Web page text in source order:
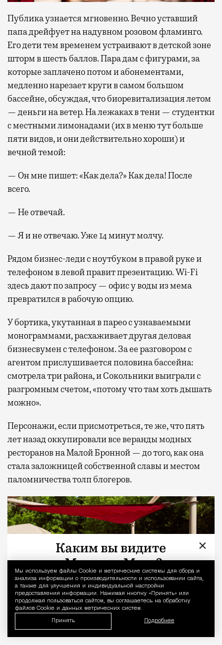
Уведомление
Мы используем файлы Сookie и метрические системы для сбора и
анализа информации о производительности и использовании сайта,
а также для улучшения и индивидуальной настройки
предоставления информации. Нажимая кнопку «Принять» или
продолжая пользоваться сайтом, вы соглашаетесь на обработку
файлов Cookie и данных метрических систем.
Принять Подробнее
Публика узнается мгновенно. Вечно уставший
папа дрейфует на надувном розовом фламинго.
Его дети тем временем устраивают в детской зоне
шторм в шесть баллов. Пара дам с фигурами, за
которые заплачено потом и абонементами,
медленно нарезает круги в самом большом
бассейне, обсуждая, что биоревитализация летом
— деньги на ветер. На лежаках в тени — студентки
с местными лимонадами (их в меню тут больше
пяти видов, и они действительно хороши) и
вечной темой:
— Он мне пишет: «Как дела?» Как дела! После
всего.
— Не отвечай.
— Я и не отвечаю. Уже 14 минут молчу.
Рядом бизнес-леди с ноутбуком в правой руке и
телефоном в левой правит презентацию. Wi-Fi
здесь дают по запросу — офис у воды из мема
превратился в рабочую опцию.
У бортика, укутанная в парео с узнаваемыми
монограммами, расхаживает другая деловая
бизнесвумен с телефоном. За ее разговором с
агентом прислушивается половина бассейна:
смотрела три района, и Сокольники выиграли с
разгромным счетом, «потому что там хоть дышать
можно».
Персонажи, если присмотреться, те же, что пять
лет назад оккупировали все веранды модных
ресторанов на Малой Бронной — до того, как она
стала заложницей собственной славы и местом
паломничества толп блогеров.
×